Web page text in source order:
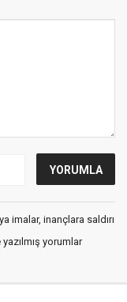
imalar, inançlara saldırı
yorumlar